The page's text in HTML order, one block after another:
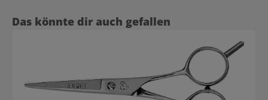
Produktgalerie überspringen
Das könnte dir auch gefallen